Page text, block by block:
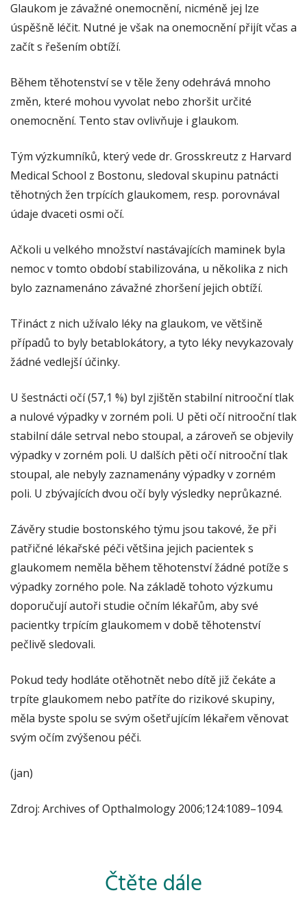
Glaukom je závažné onemocnění, nicméně jej lze
úspěšně léčit. Nutné je však na onemocnění přijít včas a
začít s řešením obtíží.
Během těhotenství se v těle ženy odehrává mnoho
změn, které mohou vyvolat nebo zhoršit určité
onemocnění. Tento stav ovlivňuje i glaukom.
Tým výzkumníků, který vede dr. Grosskreutz z Harvard
Medical School z Bostonu, sledoval skupinu patnácti
těhotných žen trpících glaukomem, resp. porovnával
údaje dvaceti osmi očí.
Ačkoli u velkého množství nastávajících maminek byla
nemoc v tomto období stabilizována, u několika z nich
bylo zaznamenáno závažné zhoršení jejich obtíží.
Třináct z nich užívalo léky na glaukom, ve většině
případů to byly betablokátory, a tyto léky nevykazovaly
žádné vedlejší účinky.
U šestnácti očí (57,1 %) byl zjištěn stabilní nitrooční tlak
a nulové výpadky v zorném poli. U pěti očí nitrooční tlak
stabilní dále setrval nebo stoupal, a zároveň se objevily
výpadky v zorném poli. U dalších pěti očí nitrooční tlak
stoupal, ale nebyly zaznamenány výpadky v zorném
poli. U zbývajících dvou očí byly výsledky neprůkazné.
Závěry studie bostonského týmu jsou takové, že při
patřičné lékařské péči většina jejich pacientek s
glaukomem neměla během těhotenství žádné potíže s
výpadky zorného pole. Na základě tohoto výzkumu
doporučují autoři studie očním lékařům, aby své
pacientky trpícím glaukomem v době těhotenství
pečlivě sledovali.
Pokud tedy hodláte otěhotnět nebo dítě již čekáte a
trpíte glaukomem nebo patříte do rizikové skupiny,
měla byste spolu se svým ošetřujícím lékařem věnovat
svým očím zvýšenou péči.
(jan)
Zdroj: Archives of Opthalmology 2006;124:1089–1094.
Čtěte dále